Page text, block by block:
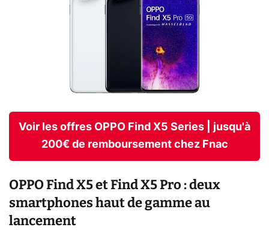
Voir les offres OPPO Find X5 Series | jusqu'à
200€ de remboursement chez Fnac
OPPO Find X5 et Find X5 Pro : deux
smartphones haut de gamme au
lancement